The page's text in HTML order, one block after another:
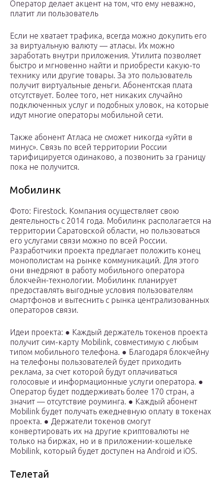
Оператор делает акцент на том, что ему неважно,
платит ли пользователь
Если не хватает трафика, всегда можно докупить его
за виртуальную валюту — атласы. Их можно
заработать внутри приложения. Утилита позволяет
быстро и мгновенно найти и приобрести какую-то
технику или другие товары. За это пользователь
получит виртуальные деньги. Абонентская плата
отсутствует. Более того, нет никаких случайно
подключенных услуг и подобных уловок, на которые
идут многие операторы мобильной сети.
Также абонент Атласа не сможет никогда «уйти в
минус». Связь по всей территории России
тарифицируется одинаково, а позвонить за границу
пока не получится.
Мобилинк
Фото: Firestock. Компания осуществляет свою
деятельность с 2014 года. Мобилинк располагается на
территории Саратовской области, но пользоваться
его услугами связи можно по всей России.
Разработчики проекта предлагает положить конец
монополистам на рынке коммуникаций. Для этого
они внедряют в работу мобильного оператора
блокчейн-технологии. Мобилинк планирует
предоставлять выгодные условия пользователям
смартфонов и вытеснить с рынка централизованных
операторов связи.
Идеи проекта: ● Каждый держатель токенов проекта
получит сим-карту Mobilink, совместимую с любым
типом мобильного телефона. ● Благодаря блокчейну
на телефоны пользователей будет приходить
реклама, за счет которой будут оплачиваться
голосовые и информационные услуги оператора. ●
Оператор будет поддерживать более 170 стран, а
значит — отсутствие роуминга. ● Каждый абонент
Mobilink будет получать ежедневную оплату в токенах
проекта. ● Держатели токенов смогут
конвертировать их на другие криптовалюты не
только на биржах, но и в приложении-кошельке
Mobilink, который будет доступен на Android и iOS.
Телетай